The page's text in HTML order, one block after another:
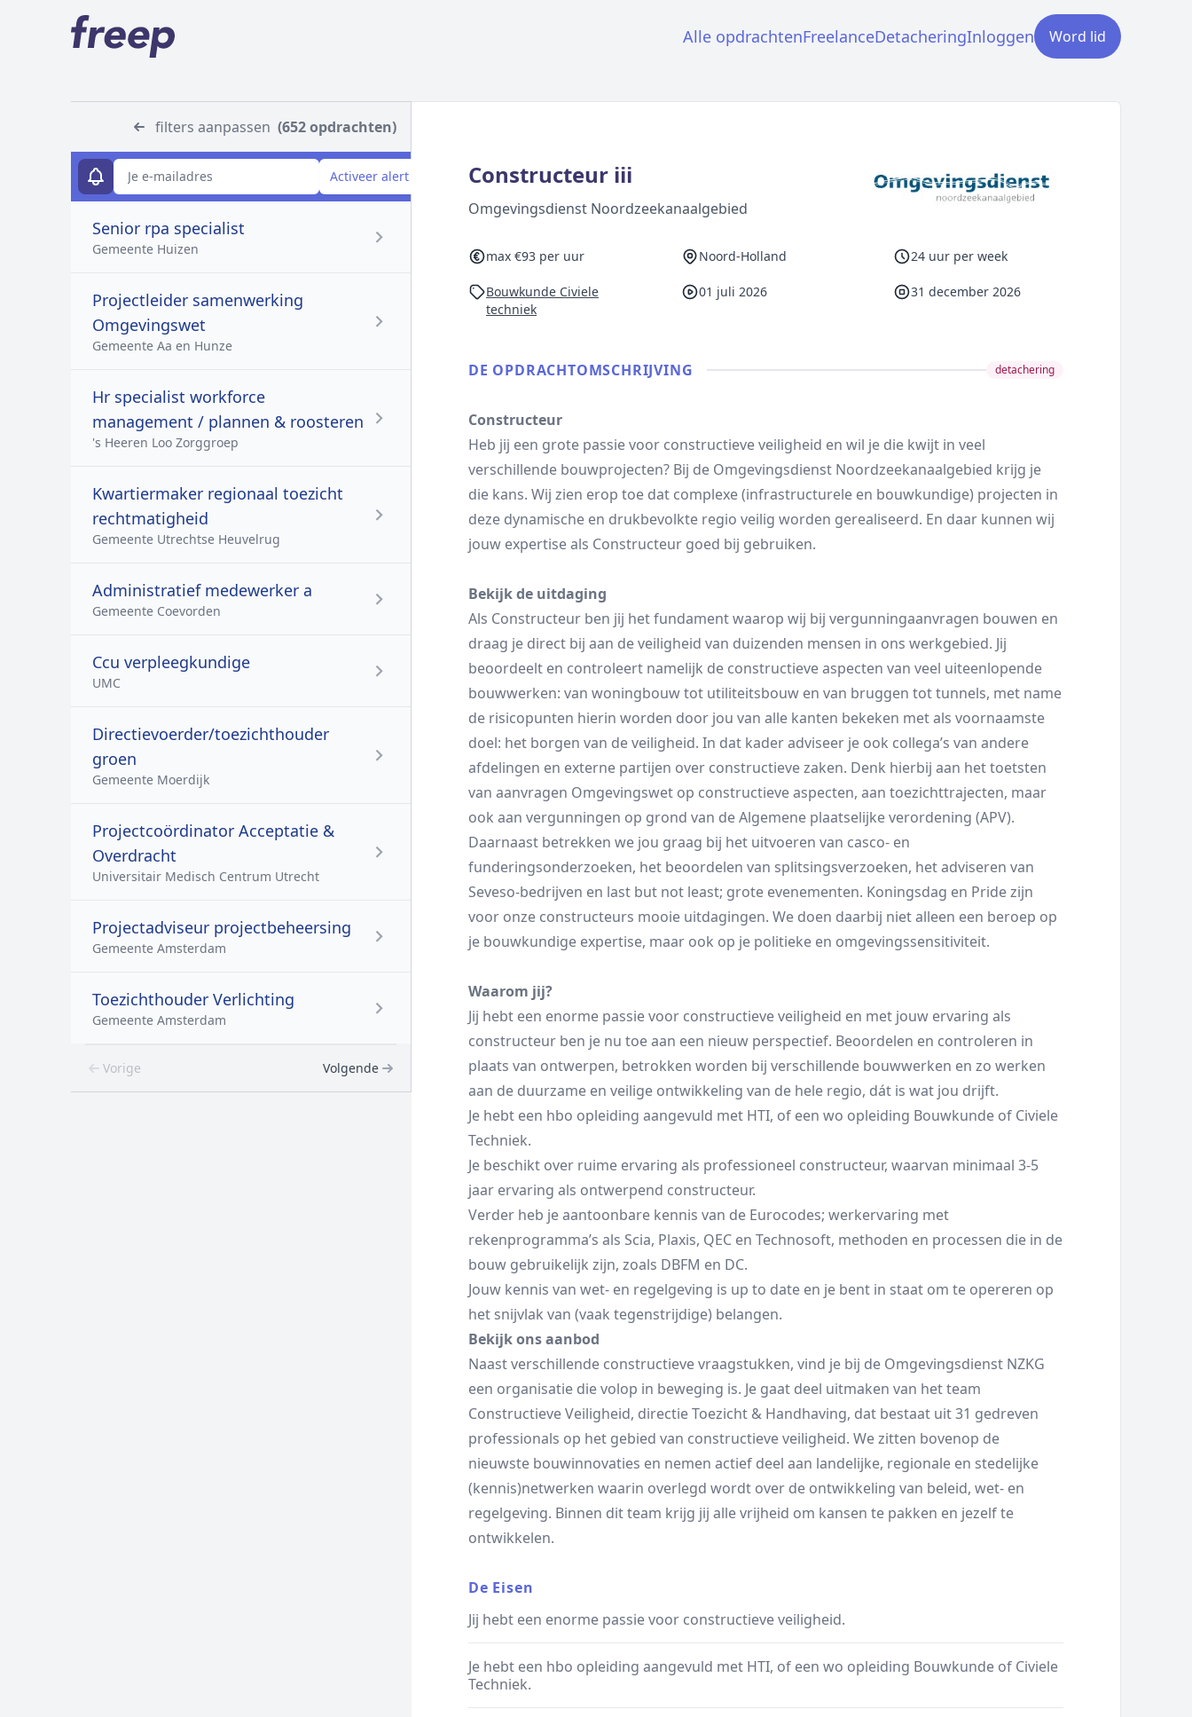
Alle opdrachtenFreelanceDetacheringInloggen Word lid
filters aanpassen (652 opdrachten)
E-mailadres
Activeer alert
Senior rpa specialist
Gemeente Huizen
Projectleider samenwerking
Omgevingswet
Gemeente Aa en Hunze
Hr specialist workforce
management / plannen & roosteren
's Heeren Loo Zorggroep
Kwartiermaker regionaal toezicht
rechtmatigheid
Gemeente Utrechtse Heuvelrug
Administratief medewerker a
Gemeente Coevorden
Ccu verpleegkundige
UMC
Directievoerder/toezichthouder
groen
Gemeente Moerdijk
Projectcoördinator Acceptatie &
Overdracht
Universitair Medisch Centrum Utrecht
Projectadviseur projectbeheersing
Gemeente Amsterdam
Toezichthouder Verlichting
Gemeente Amsterdam
Vorige Volgende
Constructeur iii
Omgevingsdienst Noordzeekanaalgebied
max €93 per uur Noord-Holland 24 uur per week
Bouwkunde Civiele
techniek
01 juli 2026 31 december 2026
DE OPDRACHT­OMSCHRIJVING detachering
Constructeur
Heb jij een grote passie voor constructieve veiligheid en wil je die kwijt in veel
verschillende bouwprojecten? Bij de Omgevingsdienst Noordzeekanaalgebied krijg je
die kans. Wij zien erop toe dat complexe (infrastructurele en bouwkundige) projecten in
deze dynamische en drukbevolkte regio veilig worden gerealiseerd. En daar kunnen wij
jouw expertise als Constructeur goed bij gebruiken.
Bekijk de uitdaging
Als Constructeur ben jij het fundament waarop wij bij vergunningaanvragen bouwen en
draag je direct bij aan de veiligheid van duizenden mensen in ons werkgebied. Jij
beoordeelt en controleert namelijk de constructieve aspecten van veel uiteenlopende
bouwwerken: van woningbouw tot utiliteitsbouw en van bruggen tot tunnels, met name
de risicopunten hierin worden door jou van alle kanten bekeken met als voornaamste
doel: het borgen van de veiligheid. In dat kader adviseer je ook collega’s van andere
afdelingen en externe partijen over constructieve zaken. Denk hierbij aan het toetsten
van aanvragen Omgevingswet op constructieve aspecten, aan toezichttrajecten, maar
ook aan vergunningen op grond van de Algemene plaatselijke verordening (APV).
Daarnaast betrekken we jou graag bij het uitvoeren van casco- en
funderingsonderzoeken, het beoordelen van splitsingsverzoeken, het adviseren van
Seveso-bedrijven en last but not least; grote evenementen. Koningsdag en Pride zijn
voor onze constructeurs mooie uitdagingen. We doen daarbij niet alleen een beroep op
je bouwkundige expertise, maar ook op je politieke en omgevingssensitiviteit.
Waarom jij?
Jij hebt een enorme passie voor constructieve veiligheid en met jouw ervaring als
constructeur ben je nu toe aan een nieuw perspectief. Beoordelen en controleren in
plaats van ontwerpen, betrokken worden bij verschillende bouwwerken en zo werken
aan de duurzame en veilige ontwikkeling van de hele regio, dát is wat jou drijft.
Je hebt een hbo opleiding aangevuld met HTI, of een wo opleiding Bouwkunde of Civiele
Techniek.
Je beschikt over ruime ervaring als professioneel constructeur, waarvan minimaal 3-5
jaar ervaring als ontwerpend constructeur.
Verder heb je aantoonbare kennis van de Eurocodes; werkervaring met
rekenprogramma’s als Scia, Plaxis, QEC en Technosoft, methoden en processen die in de
bouw gebruikelijk zijn, zoals DBFM en DC.
Jouw kennis van wet- en regelgeving is up to date en je bent in staat om te opereren op
het snijvlak van (vaak tegenstrijdige) belangen.
Bekijk ons aanbod
Naast verschillende constructieve vraagstukken, vind je bij de Omgevingsdienst NZKG
een organisatie die volop in beweging is. Je gaat deel uitmaken van het team
Constructieve Veiligheid, directie Toezicht & Handhaving, dat bestaat uit 31 gedreven
professionals op het gebied van constructieve veiligheid. We zitten bovenop de
nieuwste bouwinnovaties en nemen actief deel aan landelijke, regionale en stedelijke
(kennis)netwerken waarin overlegd wordt over de ontwikkeling van beleid, wet- en
regelgeving. Binnen dit team krijg jij alle vrijheid om kansen te pakken en jezelf te
ontwikkelen.
De Eisen
Jij hebt een enorme passie voor constructieve veiligheid.
Je hebt een hbo opleiding aangevuld met HTI, of een wo opleiding Bouwkunde of Civiele
Techniek.